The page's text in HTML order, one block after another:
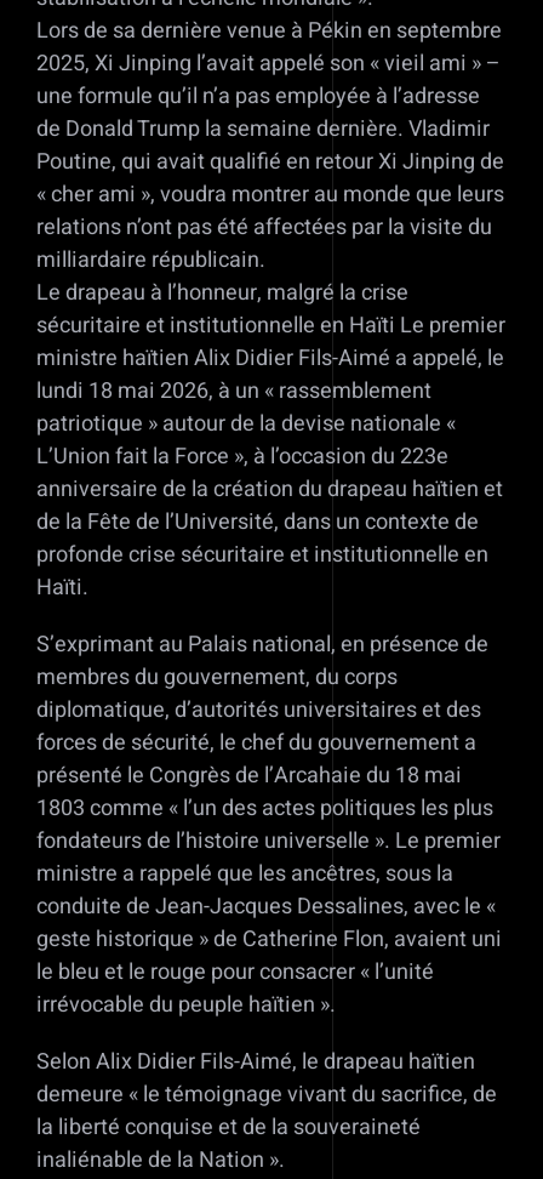
Lors de sa dernière venue à Pékin en septembre
2025, Xi Jinping l’avait appelé son « vieil ami » –
une formule qu’il n’a pas employée à l’adresse
de Donald Trump la semaine dernière. Vladimir
Poutine, qui avait qualifié en retour Xi Jinping de
« cher ami », voudra montrer au monde que leurs
relations n’ont pas été affectées par la visite du
milliardaire républicain.
Le drapeau à l’honneur, malgré la crise
sécuritaire et institutionnelle en Haïti Le premier
ministre haïtien Alix Didier Fils-Aimé a appelé, le
lundi 18 mai 2026, à un « rassemblement
patriotique » autour de la devise nationale «
L’Union fait la Force », à l’occasion du 223e
anniversaire de la création du drapeau haïtien et
de la Fête de l’Université, dans un contexte de
profonde crise sécuritaire et institutionnelle en
Haïti.
S’exprimant au Palais national, en présence de
membres du gouvernement, du corps
diplomatique, d’autorités universitaires et des
forces de sécurité, le chef du gouvernement a
présenté le Congrès de l’Arcahaie du 18 mai
1803 comme « l’un des actes politiques les plus
fondateurs de l’histoire universelle ». Le premier
ministre a rappelé que les ancêtres, sous la
conduite de Jean-Jacques Dessalines, avec le «
geste historique » de Catherine Flon, avaient uni
le bleu et le rouge pour consacrer « l’unité
irrévocable du peuple haïtien ».
Selon Alix Didier Fils-Aimé, le drapeau haïtien
demeure « le témoignage vivant du sacrifice, de
la liberté conquise et de la souveraineté
inaliénable de la Nation ».